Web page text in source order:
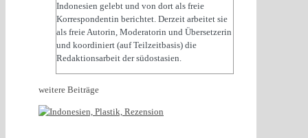
Indonesien gelebt und von dort als freie
Korrespondentin berichtet. Derzeit arbeitet sie
als freie Autorin, Moderatorin und Übersetzerin
und koordiniert (auf Teilzeitbasis) die
Redaktionsarbeit der südostasien.
weitere Beiträge